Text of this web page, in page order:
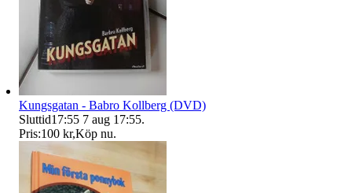
Kungsgatan - Babro Kollberg (DVD)
Sluttid17:55 7 aug 17:55.
Pris:100 kr,Köp nu.